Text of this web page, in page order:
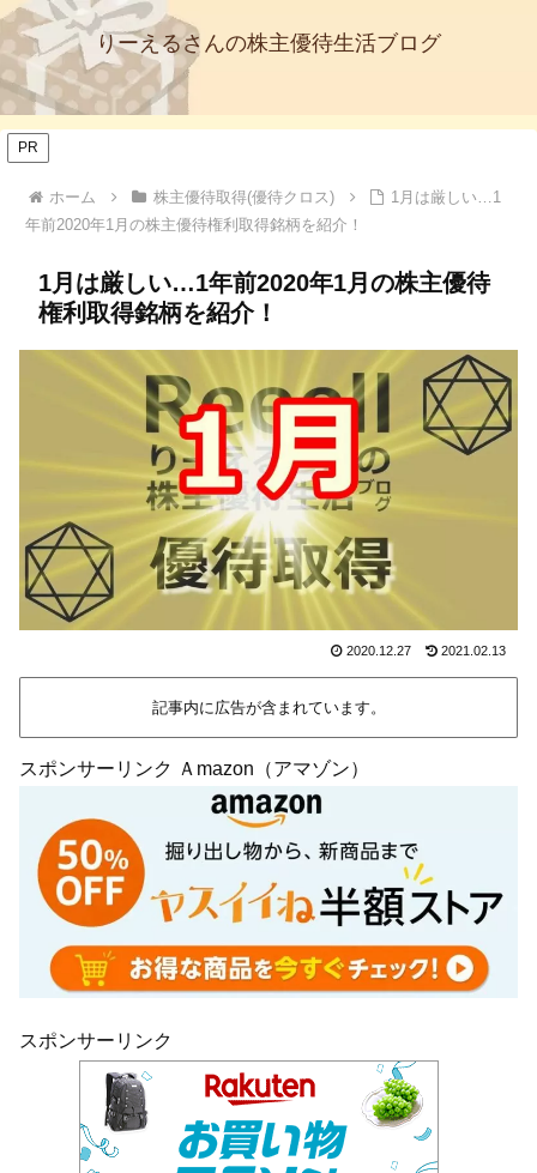
りーえるさんの株主優待生活ブログ
PR
ホーム 株主優待取得(優待クロス)
1月は厳しい…1
年前2020年1月の株主優待権利取得銘柄を紹介！
1月は厳しい…1年前2020年1月の株主優待
権利取得銘柄を紹介！
2020.12.27 2021.02.13
記事内に広告が含まれています。
スポンサーリンク Ａmazon（アマゾン）
スポンサーリンク